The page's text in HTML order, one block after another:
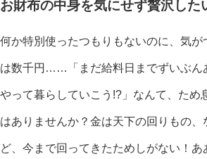
お財布の中身を気にせず贅沢した
何か特別使ったつもりもないのに、気が
は数千円……「まだ給料日までずいぶん
やって暮らしていこう!?」なんて、ため
はありませんか？金は天下の回りもの
ど、今まで回ってきたためしがない！あ